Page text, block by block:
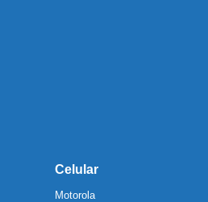
Celular
Motorola